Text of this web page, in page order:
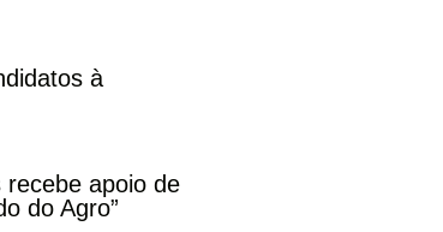
à
recebe apoio de
do Agro”